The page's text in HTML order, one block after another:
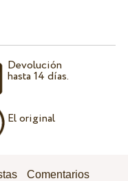
Devolución
hasta 14 días.
El original
Comentarios